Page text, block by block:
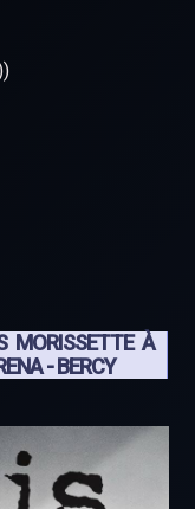
MORISSETTE À
- BERCY